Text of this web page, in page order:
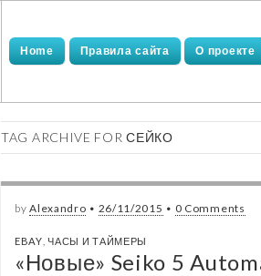
Home Правила сайта О проекте
TAG ARCHIVE FOR СЕЙКО
byAlexandro • 26/11/2015 • 0 Comments
EBAY ,ЧАСЫ И ТАЙМЕРЫ
«Новые» Seiko 5